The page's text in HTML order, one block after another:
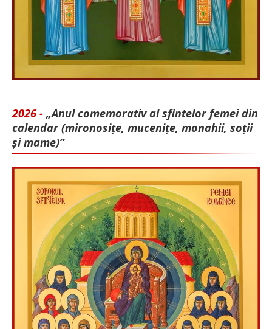
2026 - „Anul comemorativ al sfintelor femei din
calendar (mironosițe, mu­cenițe, monahii, soții
și mame)”